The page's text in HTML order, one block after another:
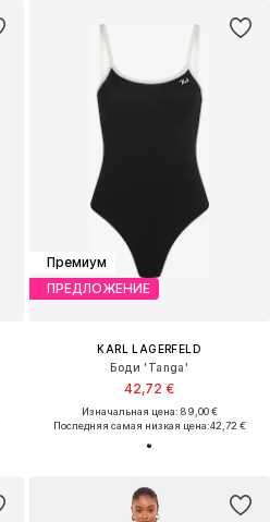
Премиум
ПРЕДЛОЖЕНИЕ
KARL LAGERFELD
Боди 'Tanga'
42,72 €
Изначальная цена: 89,00 €
Последняя самая низкая цена:42,72 €